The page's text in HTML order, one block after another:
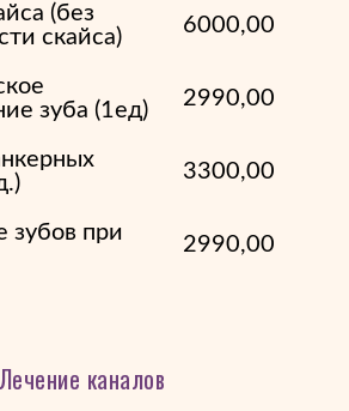
(без
скайса)
6000,00
зуба (1ед)
2990,00
3300,00
зубов при
2990,00
Лечение каналов